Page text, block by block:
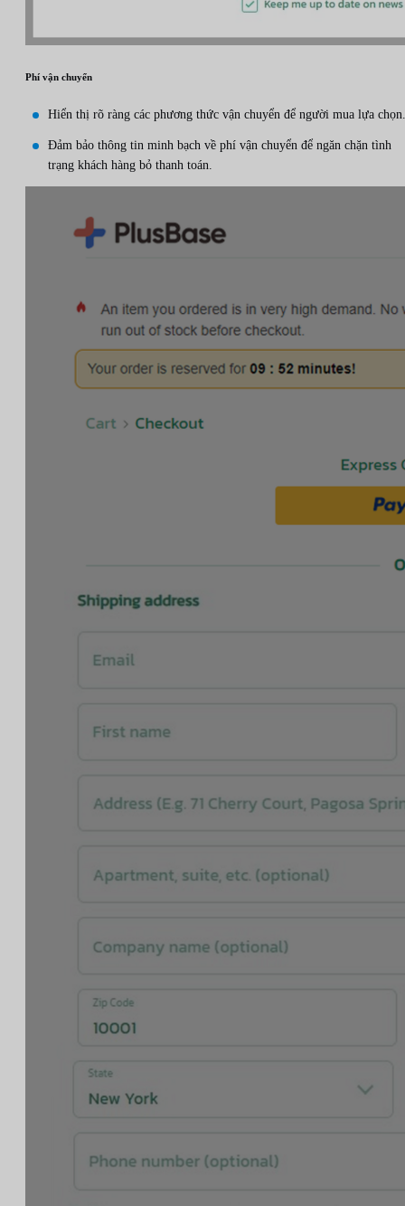
Phí vận chuyển
Hiển thị rõ ràng các phương thức vận chuyển để người mua lựa chọn.
Đảm bảo thông tin minh bạch về phí vận chuyển để ngăn chặn tình
trạng khách hàng bỏ thanh toán.